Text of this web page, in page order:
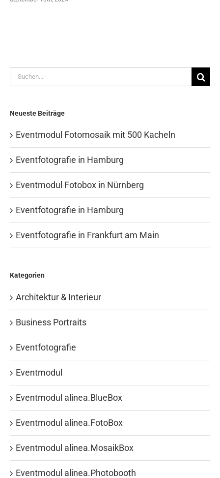
Suche
nach:
Neueste Beiträge
Eventmodul Fotomosaik mit 500 Kacheln
Eventfotografie in Hamburg
Eventmodul Fotobox in Nürnberg
Eventfotografie in Hamburg
Eventfotografie in Frankfurt am Main
Kategorien
Architektur & Interieur
Business Portraits
Eventfotografie
Eventmodul
Eventmodul alinea.BlueBox
Eventmodul alinea.FotoBox
Eventmodul alinea.MosaikBox
Eventmodul alinea.Photobooth